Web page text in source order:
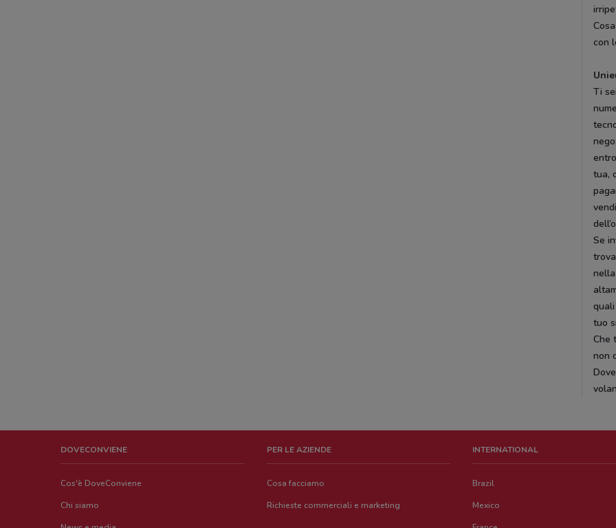
con
Ti
tua,
Se
tuo
Che
non
DOVECONVIENE
Cos'è DoveConviene
Chi siamo
PER LE AZIENDE
Cosa facciamo
Richieste commerciali e marketing
INTERNATIONAL
Brazil
Mexico